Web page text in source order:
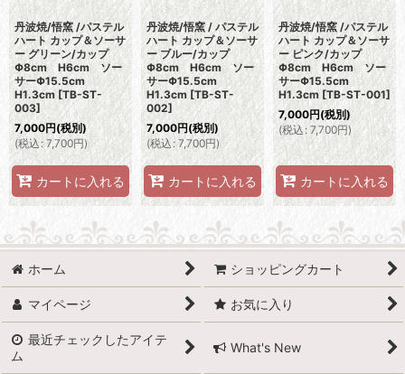
丹波焼/悟窯 /パステル
ハート カップ＆ソーサ
ー グリーン/カップ
Φ8cm H6cm ソー
サーΦ15.5cm
H1.3cm [TB-ST-
003]
7,000円(税別)
(税込 : 7,700円)
カートに入れる
丹波焼/悟窯 / パステル
ハート カップ＆ソーサ
ー ブルー/カップ
Φ8cm H6cm ソー
サーΦ15.5cm
H1.3cm [TB-ST-
002]
7,000円(税別)
(税込: 7,700円)
カートに入れる
丹波焼/悟窯 /パステル
ハート カップ＆ソーサ
ー ピンク/カップ
Φ8cm H6cm ソー
サーΦ15.5cm
H1.3cm [TB-ST-001]
7,000円(税別)
(税込: 7,700円)
カートに入れる
ホーム ショッピングカート
マイページ お気に入り
最近チェックしたアイテ
ム
What's New